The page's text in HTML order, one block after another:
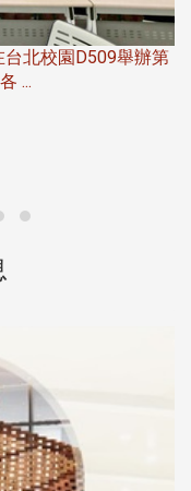
北校園D509舉辦第
...